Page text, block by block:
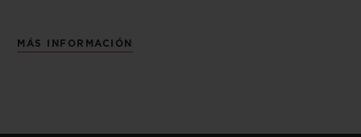
MÁS INFORMACIÓN